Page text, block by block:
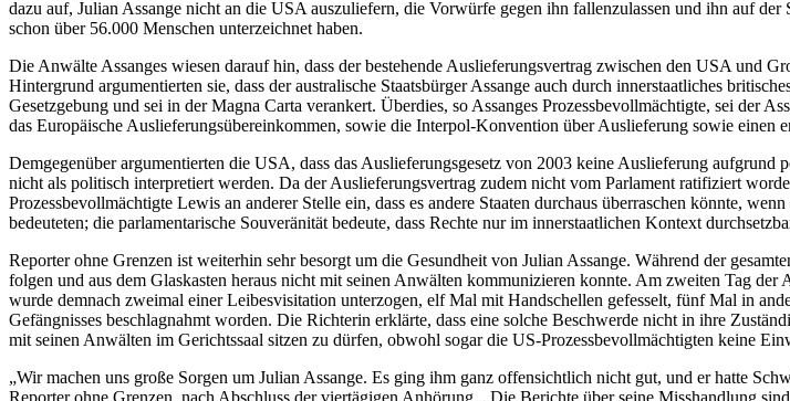
dazu auf, Julian Assange nicht an die USA auszuliefern, die Vorwürfe gegen ihn fallenzulassen und ihn auf
schon über 56.000 Menschen unterzeichnet haben.
Die Anwälte Assanges wiesen darauf hin, dass der bestehende Auslieferungsvertrag zwischen den USA und
Hintergrund argumentierten sie, dass der australische Staatsbürger Assange auch durch innerstaatliches
Gesetzgebung und sei in der Magna Carta verankert. Überdies, so Assanges Prozessbevollmächtigte, sei der
das Europäische Auslieferungsübereinkommen, sowie die Interpol-Konvention über Auslieferung sowie einen
Demgegenüber argumentierten die USA, dass das Auslieferungsgesetz von 2003 keine Auslieferung
nicht als politisch interpretiert werden. Da der Auslieferungsvertrag zudem nicht vom Parlament ratifiziert
Prozessbevollmächtigte Lewis an anderer Stelle ein, dass es andere Staaten durchaus überraschen könnte,
bedeuteten; die parlamentarische Souveränität bedeute, dass Rechte nur im innerstaatlichen Kontext
Reporter ohne Grenzen ist weiterhin sehr besorgt um die Gesundheit von Julian Assange. Während der
folgen und aus dem Glaskasten heraus nicht mit seinen Anwälten kommunizieren konnte. Am zweiten Tag
wurde demnach zweimal einer Leibesvisitation unterzogen, elf Mal mit Handschellen gefesselt, fünf Mal in
Gefängnisses beschlagnahmt worden. Die Richterin erklärte, dass eine solche Beschwerde nicht in ihre
mit seinen Anwälten im Gerichtssaal sitzen zu dürfen, obwohl sogar die US-Prozessbevollmächtigten keine
„Wir machen uns große Sorgen um Julian Assange. Es ging ihm ganz offensichtlich nicht gut, und er hatte